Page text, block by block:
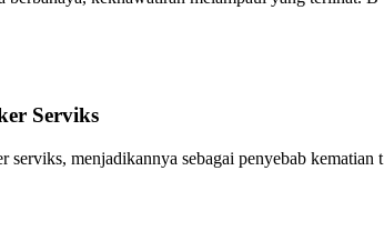
Serviks
menjadikannya sebagai penyebab kematian t